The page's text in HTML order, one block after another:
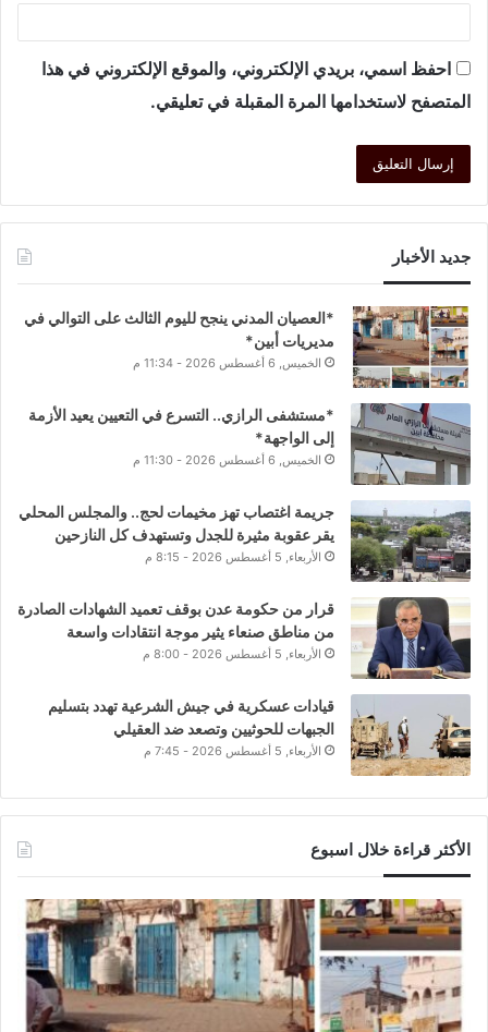
احفظ اسمي، بريدي الإلكتروني، والموقع الإلكتروني في هذا
المتصفح لاستخدامها المرة المقبلة في تعليقي.
جديد الأخبار
*العصيان المدني ينجح لليوم الثالث على التوالي في
مديريات أبين*
الخميس, 6 أغسطس 2026 - 11:34 م
*مستشفى الرازي.. التسرع في التعيين يعيد الأزمة
إلى الواجهة*
الخميس, 6 أغسطس 2026 - 11:30 م
جريمة اغتصاب تهز مخيمات لحج.. والمجلس المحلي
يقر عقوبة مثيرة للجدل وتستهدف كل النازحين
الأربعاء, 5 أغسطس 2026 - 8:15 م
قرار من حكومة عدن بوقف تعميد الشهادات الصادرة
من مناطق صنعاء يثير موجة انتقادات واسعة
الأربعاء, 5 أغسطس 2026 - 8:00 م
قيادات عسكرية في جيش الشرعية تهدد بتسليم
الجبهات للحوثيين وتصعد ضد العقيلي
الأربعاء, 5 أغسطس 2026 - 7:45 م
الأكثر قراءة خلال اسبوع